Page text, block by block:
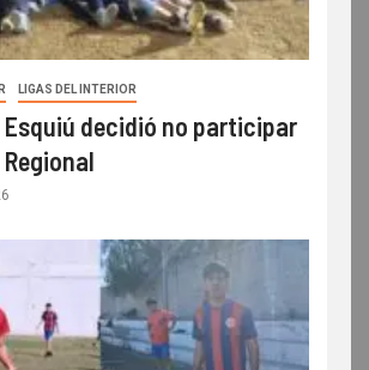
LIGAS DEL INTERIOR
decidió no participar